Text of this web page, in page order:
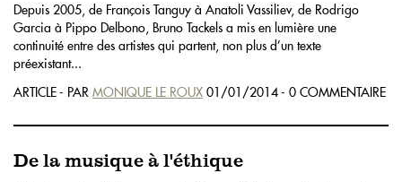
Depuis 2005, de François Tanguy à Anatoli Vassiliev, de Rodrigo
Garcia à Pippo Delbono, Bruno Tackels a mis en lumière une
continuité entre des artistes qui partent, non plus d’un texte
préexistant...
ARTICLE - PAR MONIQUE LE ROUX 01/01/2014 - 0 COMMENTAIRE
De la musique à l'éthique